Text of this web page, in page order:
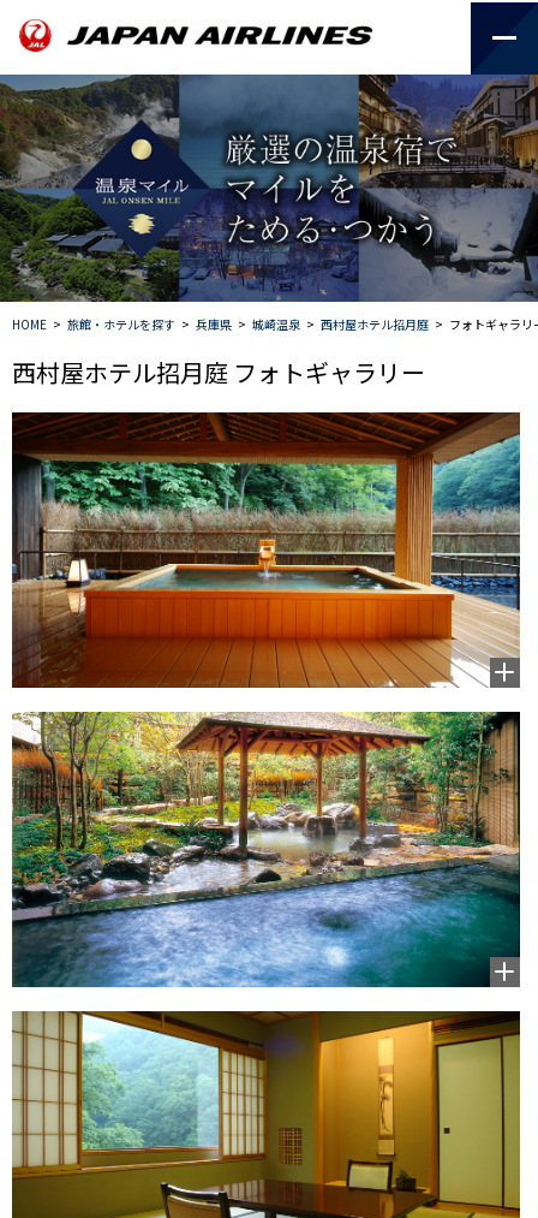
HOME > 旅館・ホテルを探す > 兵庫県 > 城崎温泉 > 西村屋ホテル招月庭 > フォトギャラリ
西村屋ホテル招月庭 フォトギャラリー
拡大
して
見る
拡大
して
見る